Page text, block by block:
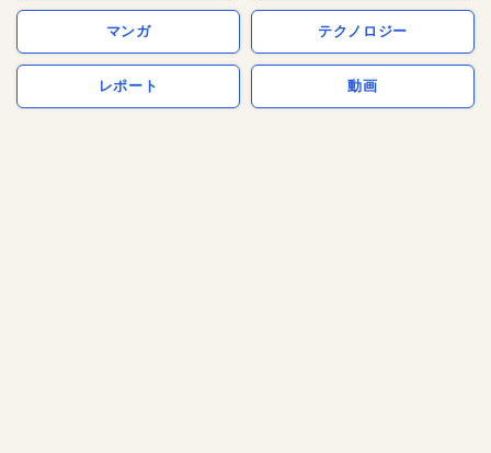
マンガ テクノロジー
レポート 動画